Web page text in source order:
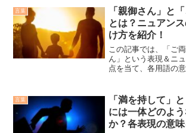
言葉
「親御さん」と
とは？ニュアン
け方を紹介！
この記事では、「ご
ん」という表現＆ニ
点を当て、各用語の
「ご両親」という語
親の両方」を意味す
言葉
「満を持して」
には一体どのよ
か？各表現の意